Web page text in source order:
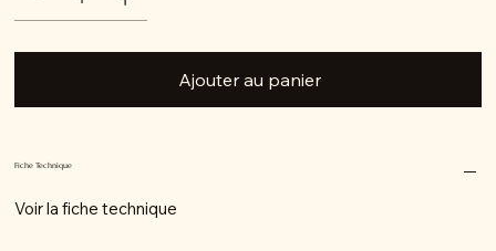
Ajouter au panier
Fiche Technique
Voir la fiche technique